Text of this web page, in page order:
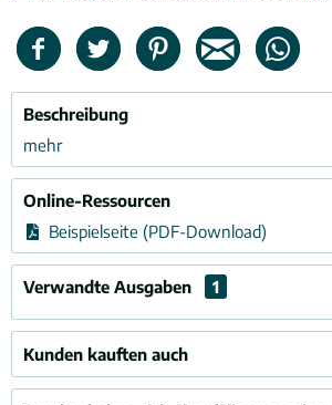
Beschreibung
mehr
Online-Ressourcen
Beispielseite (PDF-Download)
Verwandte Ausgaben 1
Kunden kauften auch